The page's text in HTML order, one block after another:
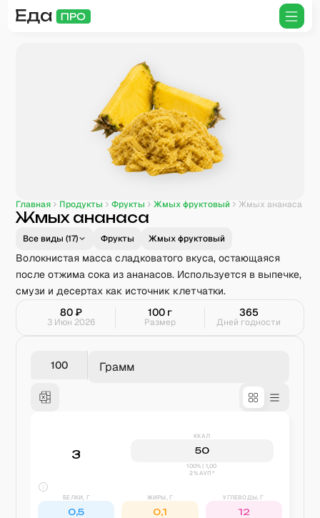
Главная Продукты Фрукты Жмых фруктовый Жмых ананаса
Жмых ананаса
Все виды (17) Фрукты Жмых фруктовый
Волокнистая масса сладковатого вкуса, остающаяся
после отжима сока из ананасов. Используется в выпечке,
смузи и десертах как источник клетчатки.
80₽
3 Июн 2026
100 г
Размер
365
Дней годности
Грамм
3
ККАЛ
50
100% | 1,00
2% АУП*
БЕЛКИ, Г
0,5
ЖИРЫ, Г
0,1
УГЛЕВОДЫ, Г
12